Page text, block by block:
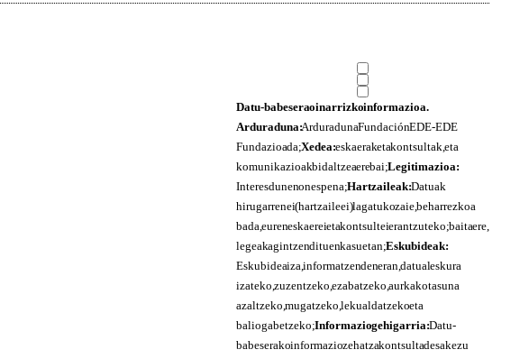
Datu-babesera oinarrizko informazioa.
Arduraduna:Arduraduna Fundación EDE-EDE
Fundazioa da;Xedea:eskaerak eta kontsultak, eta
komunikazioak bidaltzea ere bai;Legitimazioa:
Interesdunen onespena;Hartzaileak:Datuak
hirugarrenei (hartzaileei) lagatuko zaie, beharrezkoa
bada, euren eskaerei eta kontsultei erantzuteko; baita ere,
legeak agintzen dituen kasuetan;Eskubideak:
Eskubidea iza, informatzen den eran, datual eskura
izateko, zuzentzeko, ezabatzeko, aurkakotasuna
azaltzeko, mugatzeko, lekualdatzeko eta
baliogabetzeko;Informazio gehigarria:Datu-
babeserako informazio zehatza kontsulta desakezu